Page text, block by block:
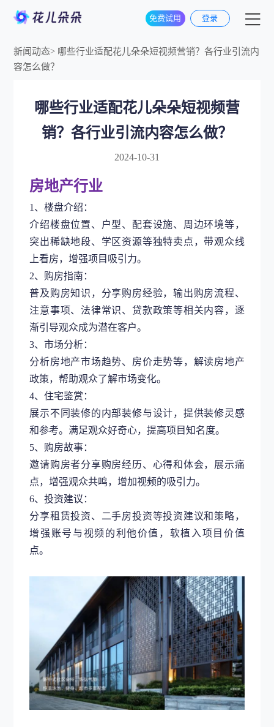
免费试用 登录
新闻动态> 哪些行业适配花儿朵朵短视频营销？各行业引流内
容怎么做？
哪些行业适配花儿朵朵短视频营
销？各行业引流内容怎么做？
2024-10-31
房地产行业
1、楼盘介绍：
介绍楼盘位置、户型、配套设施、周边环境等，
突出稀缺地段、学区资源等独特卖点，带观众线
上看房，增强项目吸引力。
2、购房指南：
普及购房知识，分享购房经验，输出购房流程、
注意事项、法律常识、贷款政策等相关内容，逐
渐引导观众成为潜在客户。
3、市场分析：
分析房地产市场趋势、房价走势等，解读房地产
政策，帮助观众了解市场变化。
4、住宅鉴赏：
展示不同装修的内部装修与设计，提供装修灵感
和参考。满足观众好奇心，提高项目知名度。
5、购房故事：
邀请购房者分享购房经历、心得和体会，展示痛
点，增强观众共鸣，增加视频的吸引力。
6、投资建议：
分享租赁投资、二手房投资等投资建议和策略，
增强账号与视频的利他价值，软植入项目价值
点。